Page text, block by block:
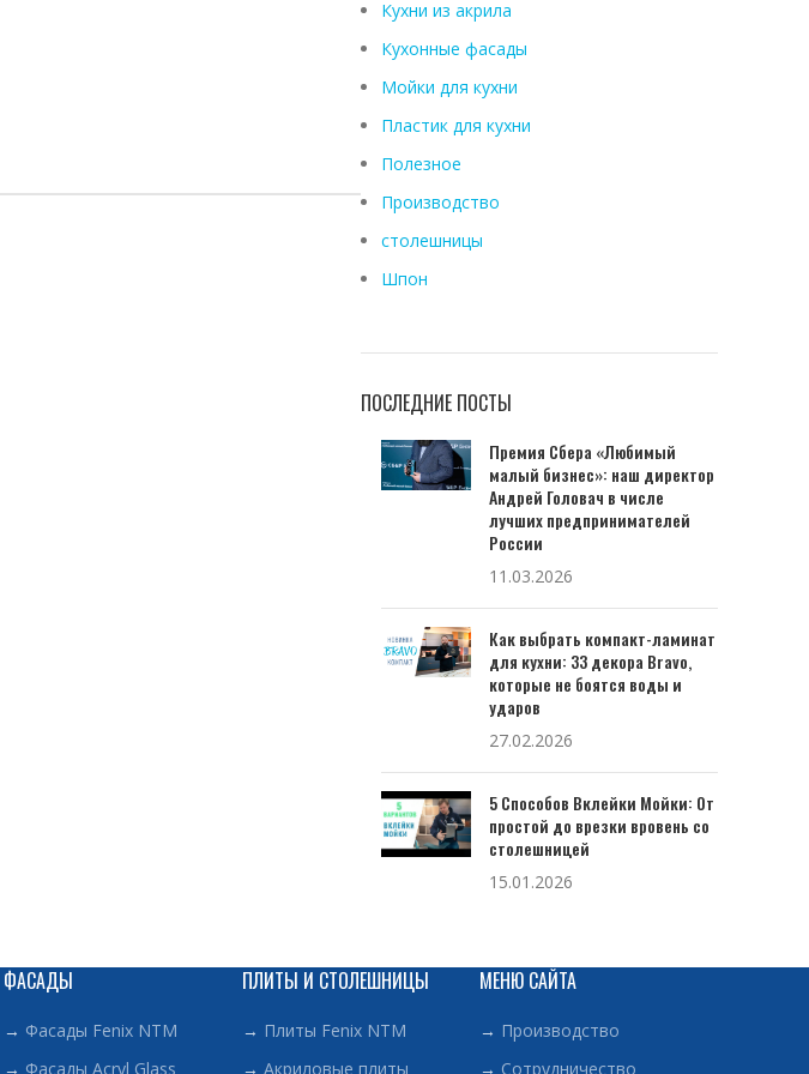
Кухни из акрила
Кухонные фасады
Мойки для кухни
Пластик для кухни
Полезное
Производство
столешницы
Шпон
ПОСЛЕДНИЕ ПОСТЫ
Премия Сбера «Любимый
малый бизнес»: наш директор
Андрей Головач в числе
лучших предпринимателей
России
11.03.2026
Как выбрать компакт-ламинат
для кухни: 33 декора Bravo,
которые не боятся воды и
ударов
27.02.2026
5 Способов Вклейки Мойки: От
простой до врезки вровень со
столешницей
15.01.2026
ФАСАДЫ
→ Фасады Fenix NTM
→ Фасады Acryl Glass
ПЛИТЫ И СТОЛЕШНИЦЫ
→ Плиты Fenix NTM
→ Акриловые плиты
МЕНЮ САЙТА
→ Производство
→ Сотрудничество